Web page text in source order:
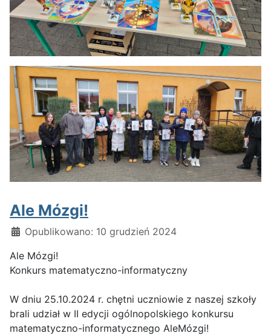
Ale Mózgi!
Szczegóły
Opublikowano: 10 grudzień 2024
Ale Mózgi!
Konkurs matematyczno-informatyczny
W dniu 25.10.2024 r. chętni uczniowie z naszej szkoły
brali udział w II edycji ogólnopolskiego konkursu
matematyczno-informatycznego AleMózgi!